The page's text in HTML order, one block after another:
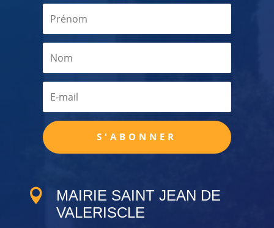
S'ABONNER

MAIRIE SAINT JEAN DE
VALERISCLE